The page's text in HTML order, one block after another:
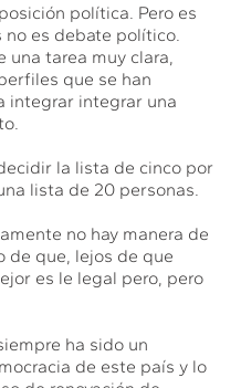
política. Pero es
no es debate político.
una tarea muy clara,
que se han
integrar integrar una
la lista de cinco por
lista de 20 personas.
no hay manera de
de que, lejos de que
es le legal pero, pero
ha sido un
de este país y lo